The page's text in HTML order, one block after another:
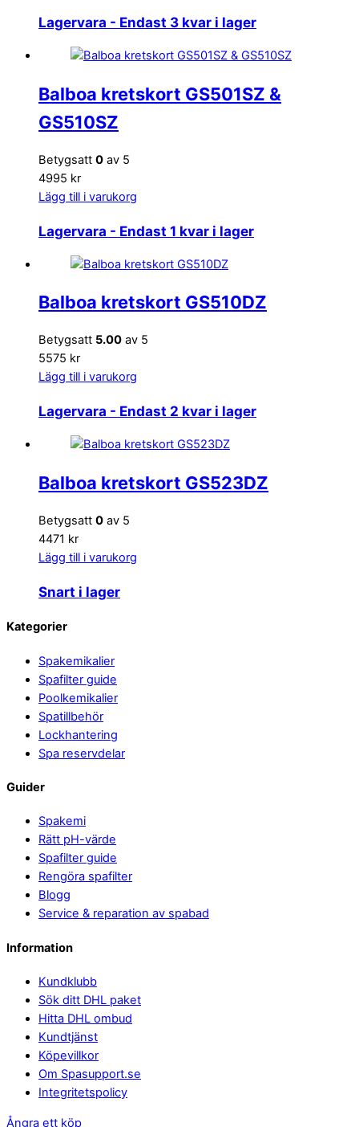
Lagervara - Endast 3 kvar i lager
Balboa kretskort GS501SZ &
GS510SZ
Betygsatt 0 av 5
4995 kr
Lägg till i varukorg
Lagervara - Endast 1 kvar i lager
Balboa kretskort GS510DZ
Betygsatt 5.00 av 5
5575 kr
Lägg till i varukorg
Lagervara - Endast 2 kvar i lager
Balboa kretskort GS523DZ
Betygsatt 0 av 5
4471 kr
Lägg till i varukorg
Snart i lager
Back
Top
Kategorier
Spakemikalier
Spafilter guide
Poolkemikalier
Spatillbehör
Lockhantering
Spa reservdelar
Guider
Spakemi
Rätt pH-värde
Spafilter guide
Rengöra spafilter
Blogg
Service & reparation av spabad
Information
Kundklubb
Sök ditt DHL paket
Hitta DHL ombud
Kundtjänst
Köpevillkor
Om Spasupport.se
Integritetspolicy
Ångra ett köp